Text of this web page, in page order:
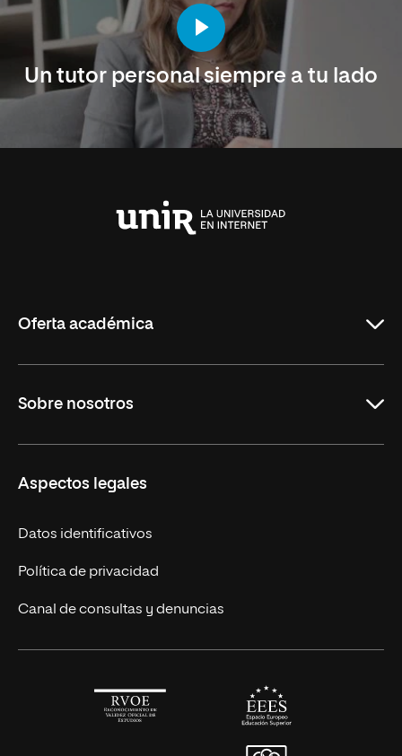
Un tutor personal siempre a tu lado
Oferta académica
Licenciaturas en línea
Másteres Europeos
Cursos Europeos
Títulos Americanos
Alianza Newman
Sobre nosotros
Nuestros alumnos
Únete a nosotros
Actualidad
Solicita información
Aspectos legales
Datos identificativos
Política de privacidad
Canal de consultas y denuncias